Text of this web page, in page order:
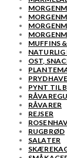
MUFFINS
NATURLIG
OST,
PYNT TIL
RÅVARER
REJSER
RUGBRØD
SALATER